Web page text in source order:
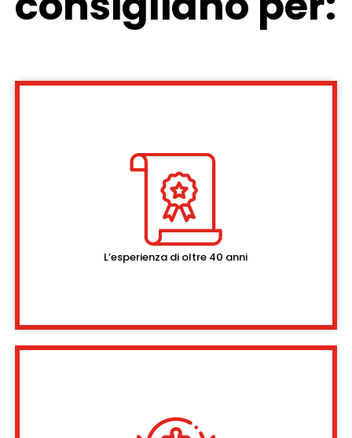
L’esperienza di oltre 40 anni